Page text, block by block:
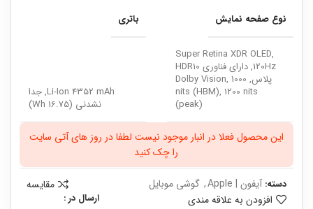
نوع صفحه نمایش
Super Retina XDR OLED,
120Hz, دارای فناوری HDR10
پلاس, Dolby Vision, 1000
nits (HBM), 1200 nits
(peak)
باتری
Li-Ion 4352 mAh, جدا
نشدنی (16.75 Wh)
این محصول فعلا در انبار موجود نیست لطفا در روز های آتی سایت
را چک کنید
دسته: آیفون | Apple , گوشی موبایل
مقایسه
افزودن به علاقه مندی
ارسال در :